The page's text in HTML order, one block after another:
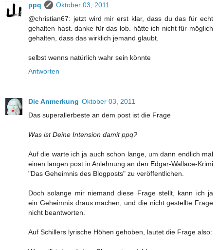
ppq
Oktober 03, 2011
@christian67: jetzt wird mir erst klar, dass du das für echt
gehalten hast. danke für das lob. hätte ich nicht für möglich
gehalten, dass das wirklich jemand glaubt.
selbst wenns natürlich wahr sein könnte
Antworten
Die Anmerkung Oktober 03, 2011
Das superallerbeste an dem post ist die Frage
Was ist Deine Intension damit ppq?
Auf die warte ich ja auch schon lange, um dann endlich mal
einen langen post in Anlehnung an den Edgar-Wallace-Krimi
"Das Geheimnis des Blogposts" zu veröffentlichen.
Doch solange mir niemand diese Frage stellt, kann ich ja
ein Geheimnis draus machen, und die nicht gestellte Frage
nicht beantworten.
Auf Schillers lyrische Höhen gehoben, lautet die Frage also: